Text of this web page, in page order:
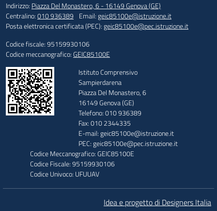
Indirizzo: Piazza Del Monastero, 6 - 16149 Genova (GE)
Centralino:010 936389 Email:geic85100e@istruzione.it
Posta elettronica certificata (PEC):geic85100e@pec.istruzione.it
Codice fiscale: 95159930106
Codice meccanografico:GEIC85100E
Istituto Comprensivo
Sampierdarena
Piazza Del Monastero, 6
16149 Genova (GE)
Telefono: 010 936389
Fax: 010 2344335
E-mail: geic85100e@istruzione.it
PEC: geic85100e@pec.istruzione.it
Codice Meccanografico: GEIC85100E
Codice Fiscale: 95159930106
Codice Univoco: UFUUAV
Idea e progetto di Designers Italia